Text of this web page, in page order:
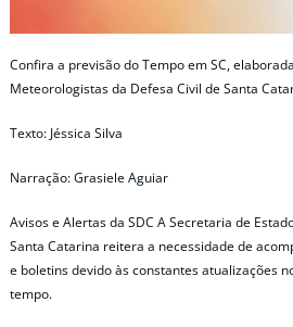
Confira a previsão do Tempo em SC,
Meteorologistas da Defesa Civil de Santa
Texto: Jéssica Silva
Narração: Grasiele Aguiar
Avisos e Alertas da SDC A Secretaria de
Santa Catarina reitera a necessidade de
e boletins devido às constantes atualizações
tempo.